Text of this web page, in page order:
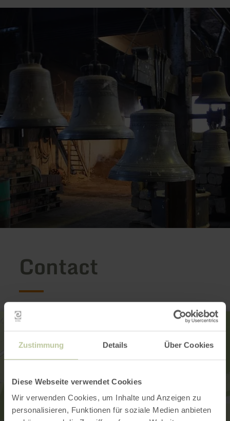
Zustimmung Details Über Cookies
Diese Webseite verwendet Cookies
Wir verwenden Cookies, um Inhalte und Anzeigen zu
personalisieren, Funktionen für soziale Medien anbieten
Contact